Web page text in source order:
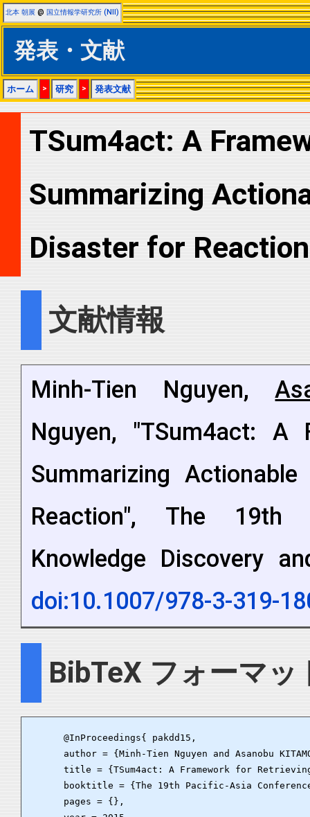
北本 朝展 @ 国立情報学研究所 (NII)
発表・文献
ホーム > 研究 > 発表文献
TSum4act: A
Summarizing
Disaster for Reaction
文献情報
Minh-Tien Nguyen,
Nguyen, "TSum4act: A
Summarizing
Reaction", The 19th
Knowledge Discovery
doi:10.1007/978-3-319-
BibTeX フォーマッ
      @InProceedings{ pakdd15,
author = {Minh-Tien Nguyen and Asanobu
title = {TSum4act: A Framework for
booktitle = {The 19th Pacific-Asia
      pages = {},